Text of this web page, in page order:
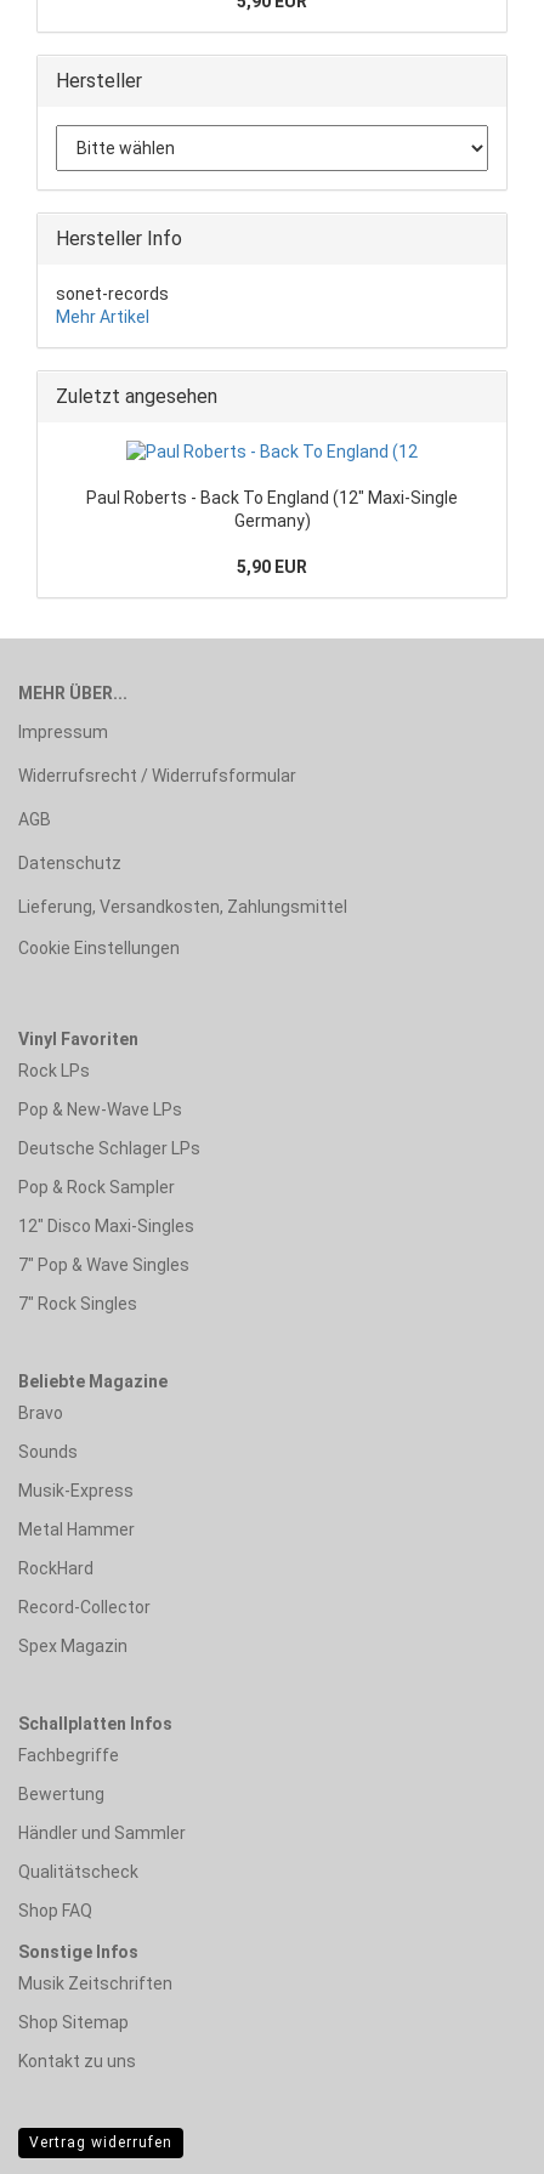
Hersteller
Hersteller Info
sonet-records
Mehr Artikel
Zuletzt angesehen
Paul Roberts - Back To England (12" Maxi-Single
Germany)
5,90 EUR
MEHR ÜBER...
Impressum
Widerrufsrecht / Widerrufsformular
AGB
Datenschutz
Lieferung, Versandkosten, Zahlungsmittel
Cookie Einstellungen
Vinyl Favoriten
Rock LPs
Pop & New-Wave LPs
Deutsche Schlager LPs
Pop & Rock Sampler
12" Disco Maxi-Singles
7" Pop & Wave Singles
7" Rock Singles
Beliebte Magazine
Bravo
Sounds
Musik-Express
Metal Hammer
RockHard
Record-Collector
Spex Magazin
Schallplatten Infos
Fachbegriffe
Bewertung
Händler und Sammler
Qualitätscheck
Shop FAQ
Sonstige Infos
Musik Zeitschriften
Shop Sitemap
Kontakt zu uns
Vertrag widerrufen